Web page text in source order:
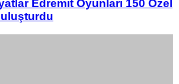
Edremit Oyunları 150 Özel